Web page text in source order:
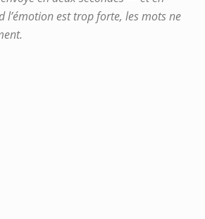
l’émotion est trop forte, les mots ne